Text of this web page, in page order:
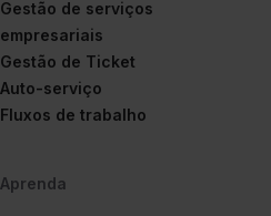
Gestão de serviços
empresariais
Gestão de Ticket
Auto-serviço
Fluxos de trabalho
Aprenda